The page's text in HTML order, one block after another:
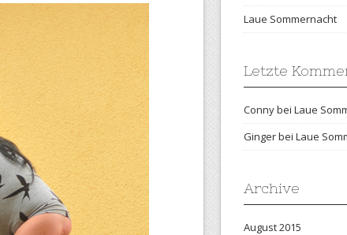
Laue Sommernacht
Letzte
Connybei Laue
Gingerbei Laue
Archive
August 2015